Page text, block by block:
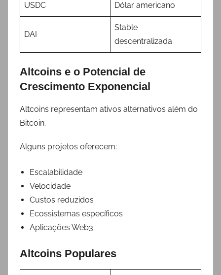
USDC Dólar americano
DAI
Stable
descentralizada
Altcoins e o Potencial de
Crescimento Exponencial
Altcoins representam ativos alternativos além do
Bitcoin.
Alguns projetos oferecem:
Escalabilidade
Velocidade
Custos reduzidos
Ecossistemas específicos
Aplicações Web3
Altcoins Populares